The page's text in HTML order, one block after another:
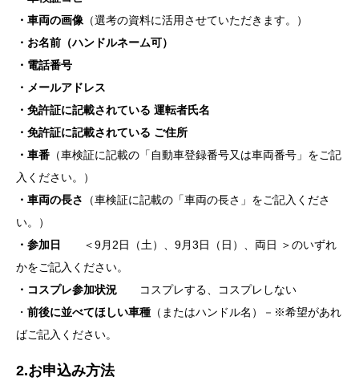
・車両の画像 （選考の資料に活用させていただきます。）
・お名前（ハンドルネーム可）
・電話番号
・メールアドレス
・免許証に記載されている 運転者氏名
・免許証に記載されている ご住所
・車番 （車検証に記載の「自動車登録番号又は車両番号」をご記
入ください。）
・車両の長さ
（車検証に記載の「車両の長さ」をご記入くださ
い。）
・参加日
＜9月2日（土）、9月3日（日）、両日 ＞のいずれ
かをご記入ください。
・コスプレ参加状況 コスプレする、コスプレしない
・ 前後に並べてほしい車種 （またはハンドル名）－※希望があれ
ばご記入ください。
2.お申込み方法